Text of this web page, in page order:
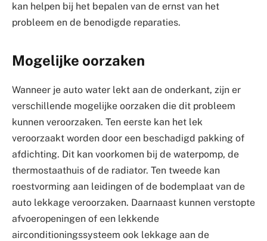
kan helpen bij het bepalen van de ernst van het
probleem en de benodigde reparaties.
Mogelijke oorzaken
Wanneer je auto water lekt aan de onderkant, zijn er
verschillende mogelijke oorzaken die dit probleem
kunnen veroorzaken. Ten eerste kan het lek
veroorzaakt worden door een beschadigd pakking of
afdichting. Dit kan voorkomen bij de waterpomp, de
thermostaathuis of de radiator. Ten tweede kan
roestvorming aan leidingen of de bodemplaat van de
auto lekkage veroorzaken. Daarnaast kunnen verstopte
afvoeropeningen of een lekkende
airconditioningssysteem ook lekkage aan de